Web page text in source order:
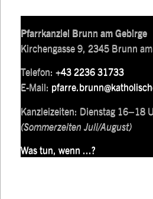
Pfarrkanzlei Brunn am Gebirge
Kirchengasse 9, 2345 Brunn
Telefon: +43 2236 31733
E-Mail:
Kanzleizeiten: Dienstag 16–18
(Sommerzeiten Juli/August)
Was tun, wenn ...?